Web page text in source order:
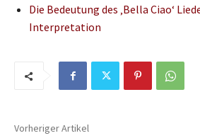
Die Bedeutung des ‚Bella Ciao‘
Interpretation
Vorheriger Artikel